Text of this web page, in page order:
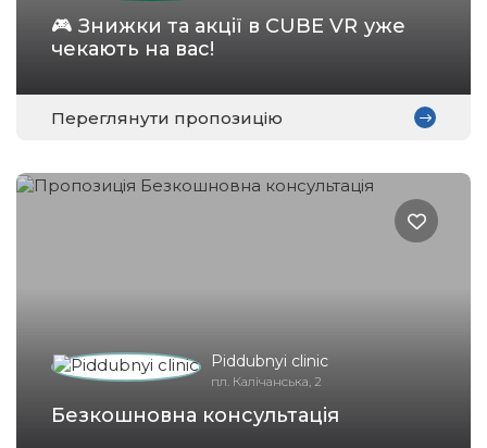
🎮 Знижки та акції в CUBE VR уже
чекають на вас!
Переглянути пропозицію
Piddubnyi clinic
пл. Калічанська, 2
Безкошновна консультація